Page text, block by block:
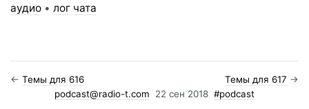
аудио • лог чата
← Темы для 616 Темы для 617 →
podcast@radio-t.com
22 сен 2018 #podcast